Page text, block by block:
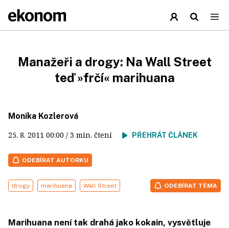
Manažeři a drogy: Na Wall Street
teď »frčí« marihuana
Monika Kozlerová
25. 8. 2011 00:00 / 3 min. čtení PŘEHRÁT ČLÁNEK
ODEBÍRAT AUTORKU
drogy marihuana Wall Street ODEBÍRAT TÉMA
Marihuana není tak drahá jako kokain, vysvětluje